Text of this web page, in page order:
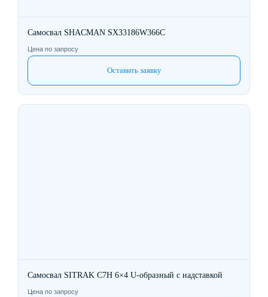
Самосвал SHACMAN SX33186W366C
Цена по запросу
Оставить заявку
Самосвал SITRAK C7H 6×4 U-образный с надставкой
Цена по запросу